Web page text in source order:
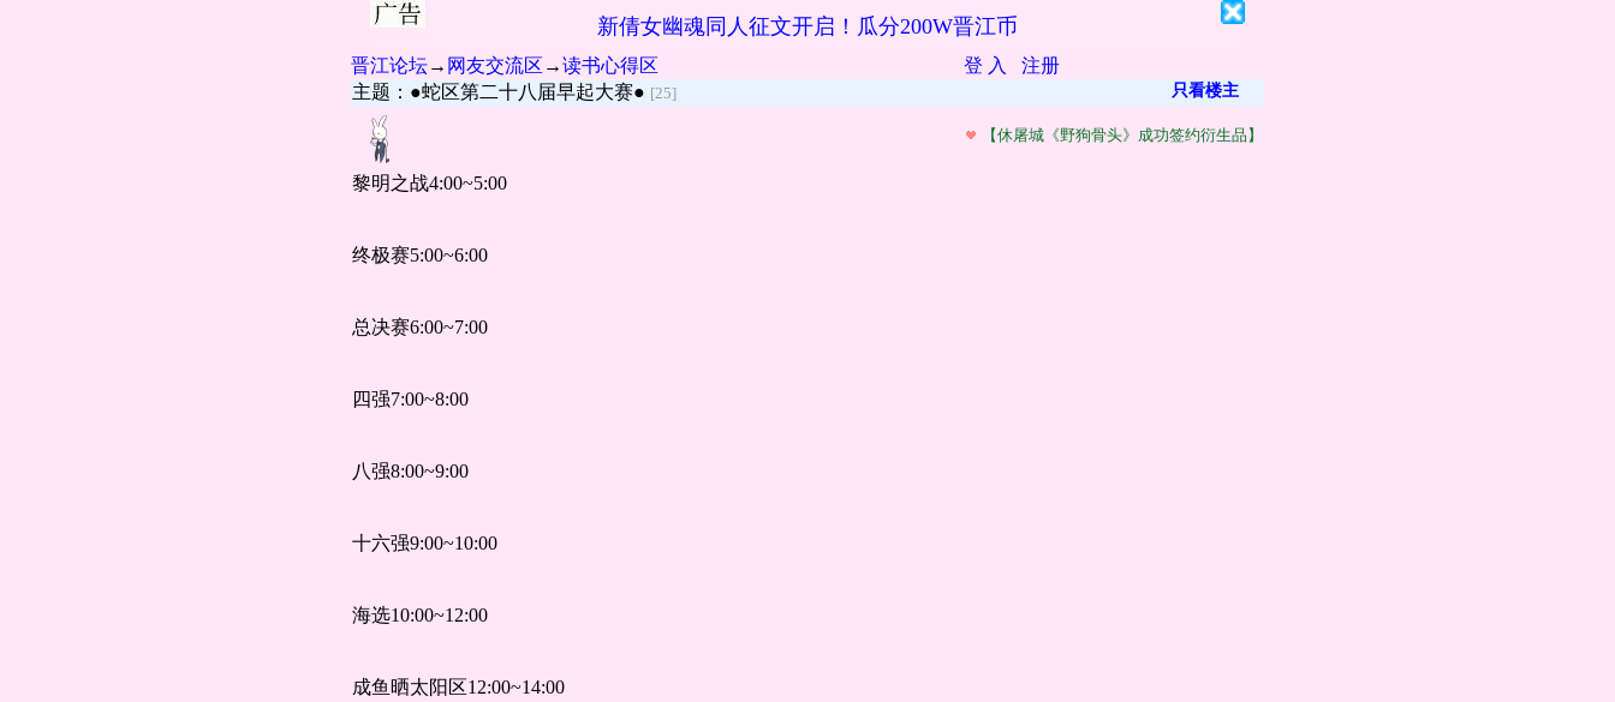
新倩女幽魂同人征文开启！瓜分200W晋江币
晋江论坛→ 网友交流区 →读书心得区 登 入
注册
主题：●蛇区第二十八届早起大赛● [25] 只看楼主
【休屠城《野狗骨头》成功签约衍生品】
黎明之战4:00~5:00
终极赛5:00~6:00
总决赛6:00~7:00
四强7:00~8:00
八强8:00~9:00
十六强9:00~10:00
海选10:00~12:00
成鱼晒太阳区12:00~14:00